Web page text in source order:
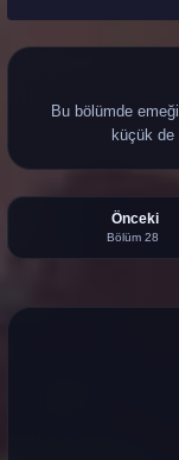
Bu bölümde
küçük
Önceki
Bölüm 28